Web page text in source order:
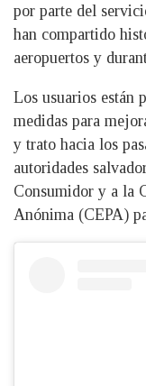
por parte del
han compartido
aeropuertos y
Los usuarios están
medidas para
y trato hacia los
autoridades
Consumidor y a la
Anónima (CEPA)